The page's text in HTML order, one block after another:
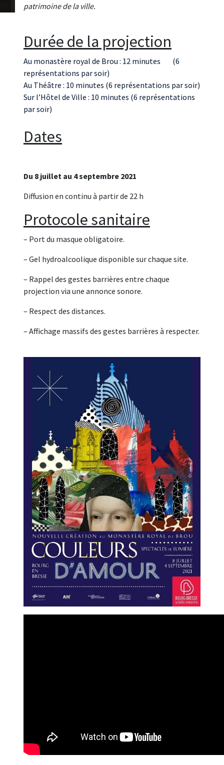
patrimoine de la ville.
Durée de la projection
Au monastère royal de Brou : 12 minutes (6
représentations par soir)
Au Théâtre : 10 minutes (6 représentations par soir)
Sur l’Hôtel de Ville : 10 minutes (6 représentations
par soir)
Dates
Du 8 juillet au 4 septembre 2021
Diffusion en continu à partir de 22 h
Protocole sanitaire
– Port du masque obligatoire.
– Gel hydroalcoolique disponible sur chaque site.
– Rappel des gestes barrières entre chaque
projection via une annonce sonore.
– Respect des distances.
– Affichage massifs des gestes barrières à respecter.